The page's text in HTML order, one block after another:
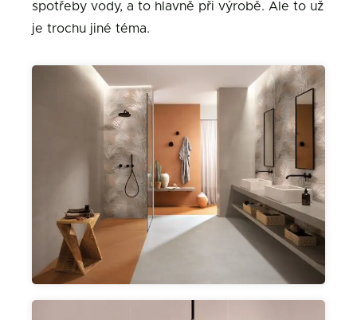
spotřeby vody, a to hlavně při výrobě. Ale to už
je trochu jiné téma.